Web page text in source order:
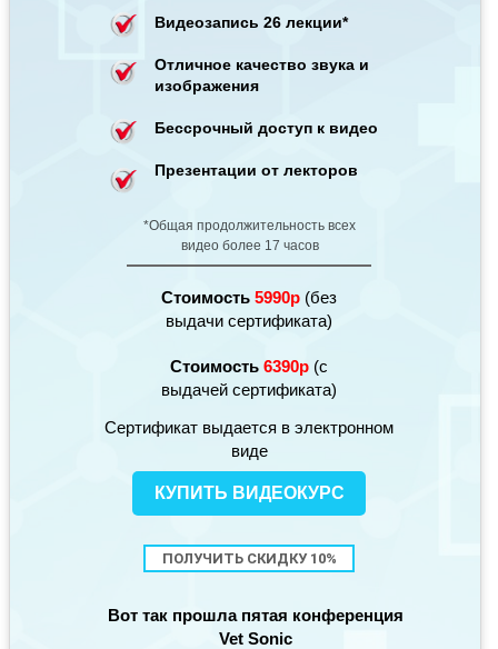
Видеозапись 26 лекции*
Отличное качество звука и
изображения
Бессрочный доступ к видео
Презентации от лекторов
КУПИТЬ ВИДЕОКУРС
*Общая продолжительность всех
видео более 17 часов
Стоимость 5990р (без
выдачи сертификата)
Стоимость 6390р (с
выдачей сертификата)
Сертификат выдается в электронном
виде
ПОЛУЧИТЬ СКИДКУ 10%
Вот так прошла пятая конференция
Vet Sonic